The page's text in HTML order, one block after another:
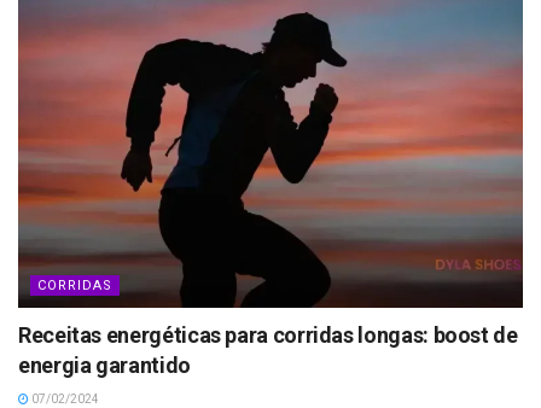
CORRIDAS
Receitas energéticas para corridas longas: boost de
energia garantido
07/02/2024